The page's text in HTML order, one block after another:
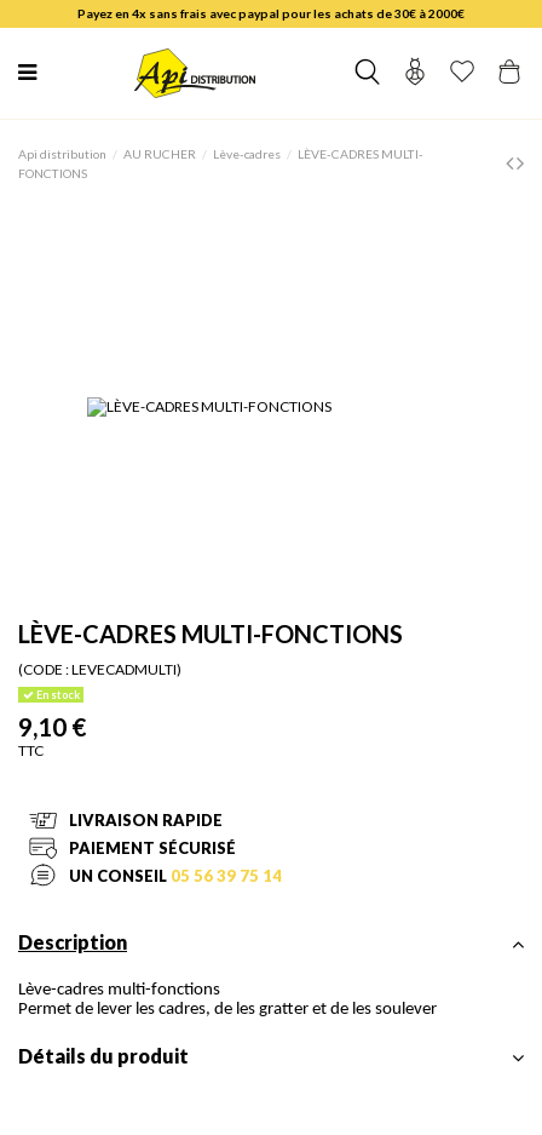
Payez en 4x sans frais avec paypal pour les achats de 30€ à 2000€
Api distribution AU RUCHER Lève-cadres
LÈVE-CADRES MULTI-
FONCTIONS
LÈVE-CADRES MULTI-FONCTIONS
(CODE :LEVECADMULTI)
En stock
9,10 €
TTC
LIVRAISON RAPIDE
PAIEMENT SÉCURISÉ
UN CONSEIL 05 56 39 75 14
Description
Lève-cadres multi-fonctions
Permet de lever les cadres, de les gratter et de les soulever
Détails du produit